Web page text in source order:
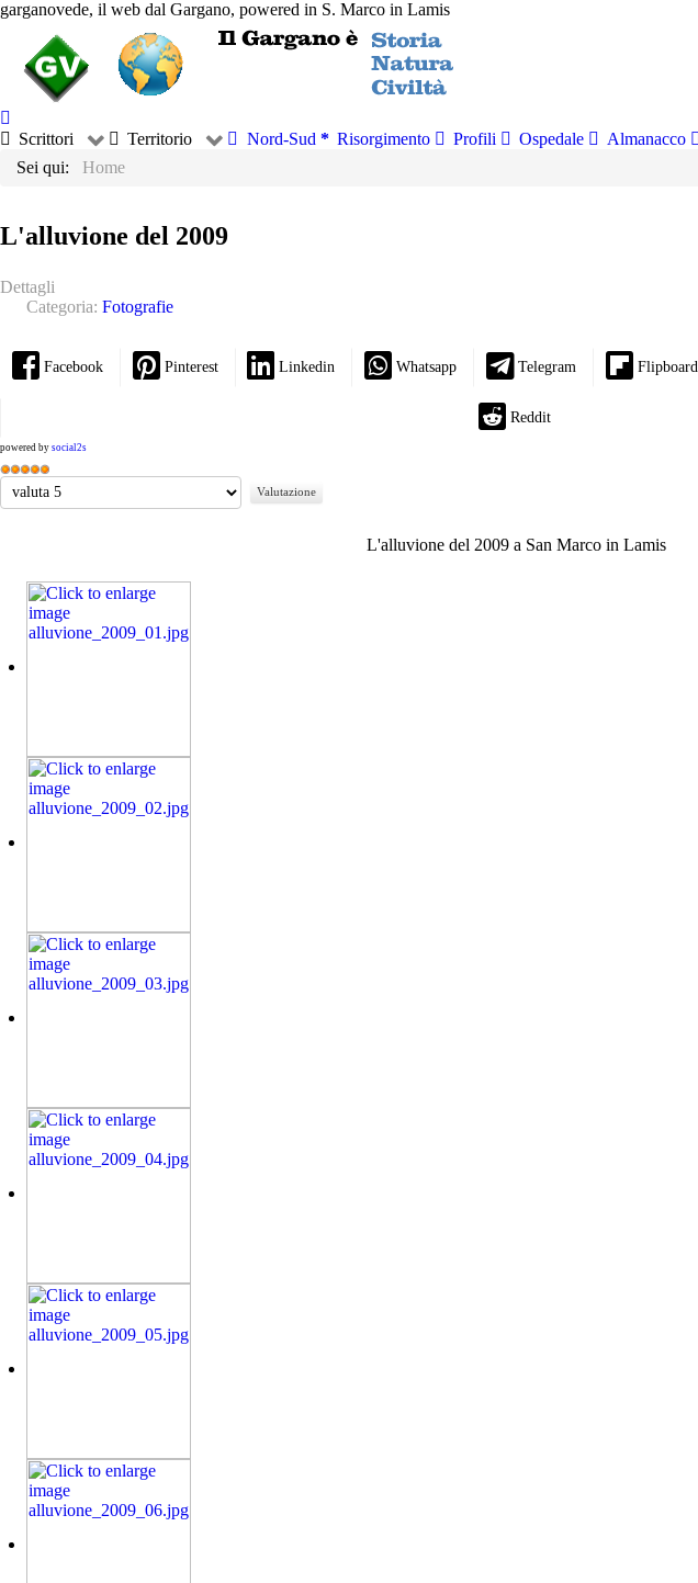
garganovede, il web dal Gargano, powered in S. Marco in Lamis
Scrittori Territorio Nord-Sud Risorgimento Profili Ospedale Almanacco
Sei qui:
Home
L'alluvione del 2009
Dettagli
Categoria: Fotografie
Facebook Pinterest Linkedin Whatsapp Telegram Flipboard
Reddit
powered by social2s
Valutazione
attuale: 5
Valuta
L'alluvione del 2009 a San Marco in Lamis